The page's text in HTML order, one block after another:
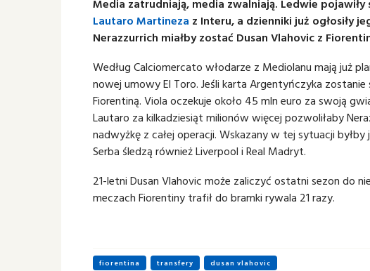
Media zatrudniają, media zwalniają. Ledwie pojawiły
Lautaro Martineza z Interu, a dzienniki już ogłosiły
Nerazzurrich miałby zostać Dusan Vlahovic z
Według Calciomercato włodarze z Mediolanu mają już
nowej umowy El Toro. Jeśli karta Argentyńczyka
Fiorentiną. Viola oczekuje około 45 mln euro za swoją
Lautaro za kilkadziesiąt milionów więcej pozwoliłaby
nadwyżkę z całej operacji. Wskazany w tej sytuacji
Serba śledzą również Liverpool i Real Madryt.
21-letni Dusan Vlahovic może zaliczyć ostatni sezon do
meczach Fiorentiny trafił do bramki rywala 21 razy.
fiorentina transfery dusan vlahovic